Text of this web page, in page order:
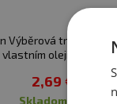
Výběrová tresčí játra
vlastním oleji 115 g
2,69 €
skladom